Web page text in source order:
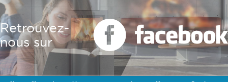
Retrouvez-
nous sur